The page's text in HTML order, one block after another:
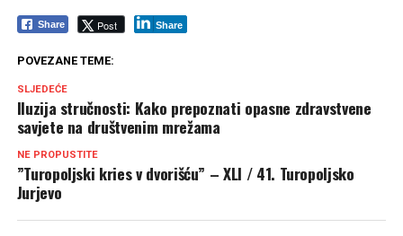
Share Post Share
POVEZANE TEME:
SLJEDEĆE
Iluzija stručnosti: Kako prepoznati opasne zdravstvene
savjete na društvenim mrežama
NE PROPUSTITE
”Turopoljski kries v dvorišću” – XLI / 41. Turopoljsko
Jurjevo